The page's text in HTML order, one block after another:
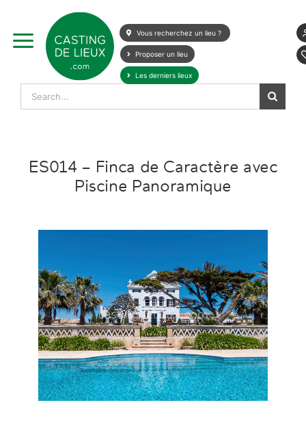
content
Vous recherchez un lieu ?
Proposer un lieu
Les derniers lieux
Search
for:
ES014 – Finca de Caractère avec
Piscine Panoramique